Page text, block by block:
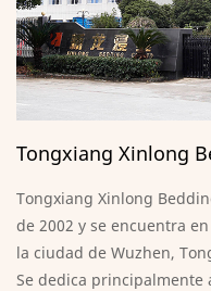
Tongxiang Xinlong
Tongxiang Xinlong
de 2002 y se encuentra
la ciudad de Wuzhen,
Se dedica principalmente